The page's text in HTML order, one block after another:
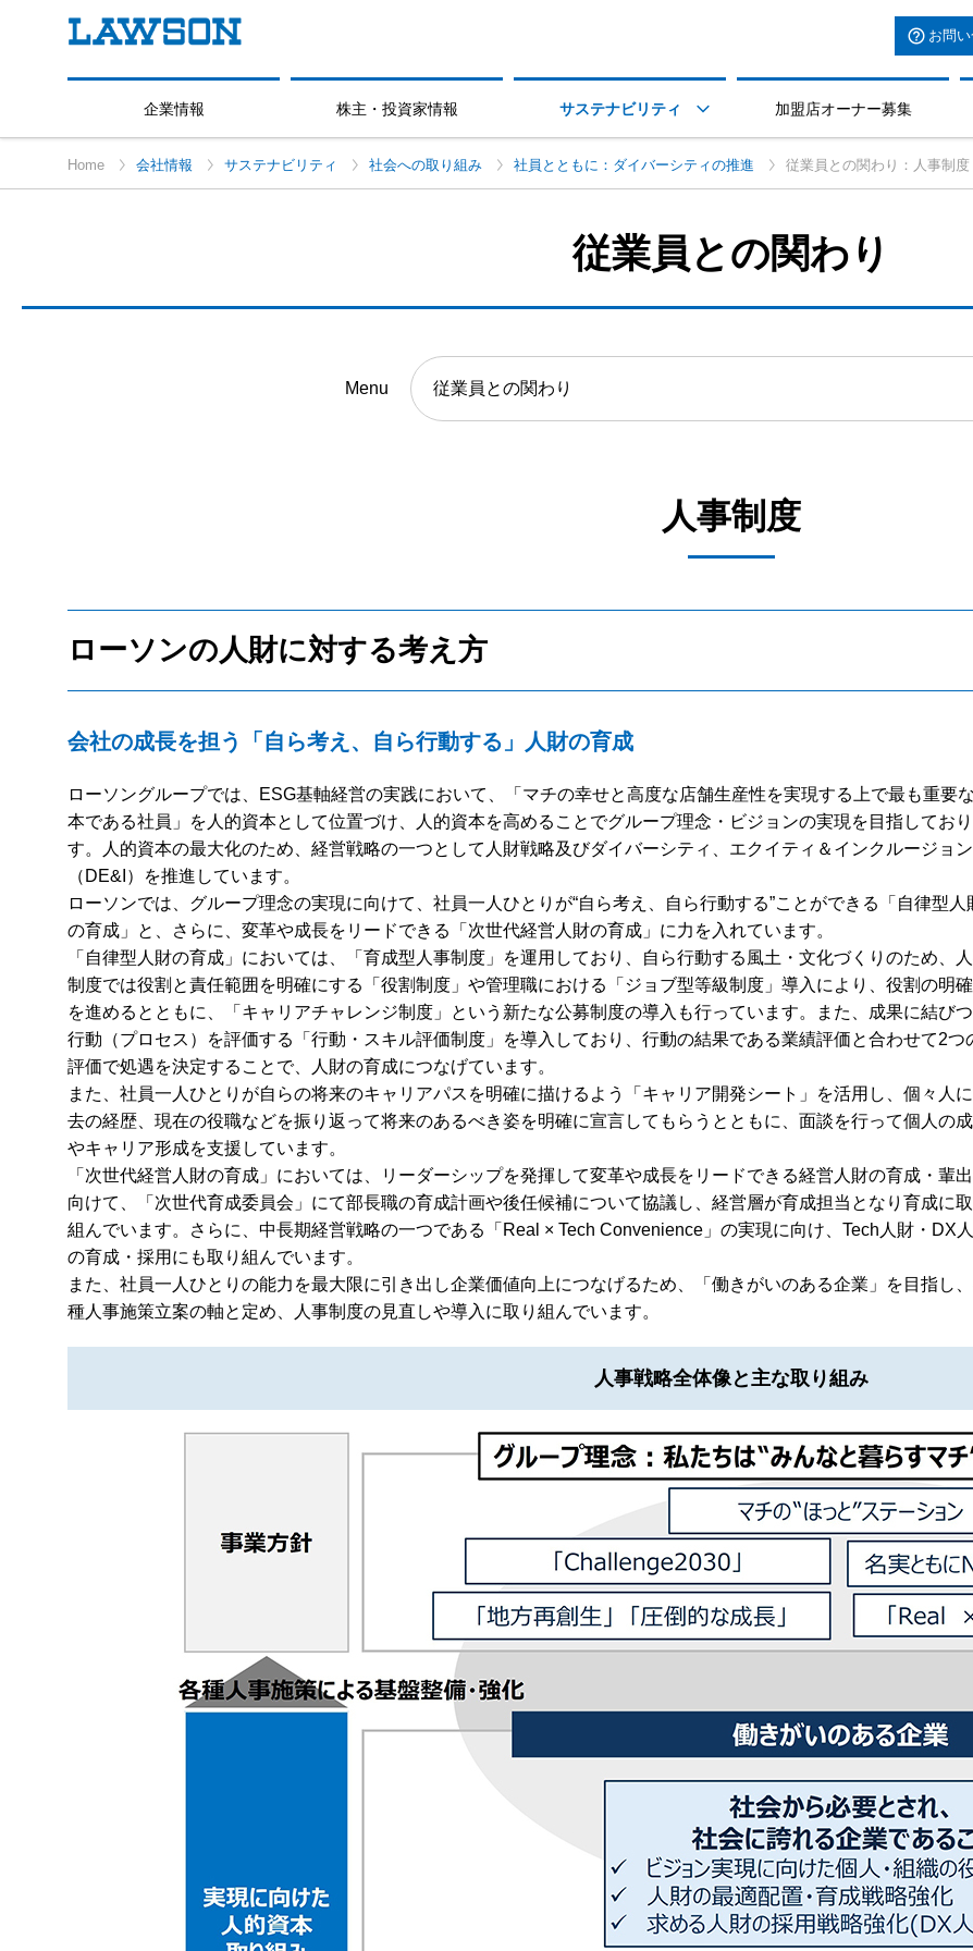
お問
企業情報 株主・投資家情報 サステナビリティ  加盟店オーナー募集
Home 会社情報 サステナビリティ 社会への取り組み 社員とともに：ダイバーシティの推進 従業員との関わり：人事制度
従業員との関わり
Menu
人事制度
ローソンの人財に対する考え方
会社の成長を担う「自ら考え、自ら行動する」人財の育成
ローソングループでは、ESG基軸経営の実践において、「マチの幸せと高度な店舗生産性を実現する上で最も重要
本である社員」を人的資本として位置づけ、人的資本を高めることでグループ理念・ビジョンの実現を目指しており
す。人的資本の最大化のため、経営戦略の一つとして人財戦略及びダイバーシティ、エクイティ＆インクルージョン
（DE&I）を推進しています。
ローソンでは、グループ理念の実現に向けて、社員一人ひとりが“自ら考え、自ら行動する”ことができる「自律型人
の育成」と、さらに、変革や成長をリードできる「次世代経営人財の育成」に力を入れています。
「自律型人財の育成」においては、「育成型人事制度」を運用しており、自ら行動する風土・文化づくりのため、
制度では役割と責任範囲を明確にする「役割制度」や管理職における「ジョブ型等級制度」導入により、役割の明
を進めるとともに、「キャリアチャレンジ制度」という新たな公募制度の導入も行っています。また、成果に結びつ
行動（プロセス）を評価する「行動・スキル評価制度」を導入しており、行動の結果である業績評価と合わせて2つ
評価で処遇を決定することで、人財の育成につなげています。
また、社員一人ひとりが自らの将来のキャリアパスを明確に描けるよう「キャリア開発シート」を活用し、個々人
去の経歴、現在の役職などを振り返って将来のあるべき姿を明確に宣言してもらうとともに、面談を行って個人の
やキャリア形成を支援しています。
「次世代経営人財の育成」においては、リーダーシップを発揮して変革や成長をリードできる経営人財の育成・輩
向けて、「次世代育成委員会」にて部長職の育成計画や後任候補について協議し、経営層が育成担当となり育成に取
組んでいます。さらに、中長期経営戦略の一つである「Real × Tech Convenience」の実現に向け、Tech人財・DX
の育成・採用にも取り組んでいます。
また、社員一人ひとりの能力を最大限に引き出し企業価値向上につなげるため、「働きがいのある企業」を目指し
種人事施策立案の軸と定め、人事制度の見直しや導入に取り組んでいます。
人事戦略全体像と主な取り組み